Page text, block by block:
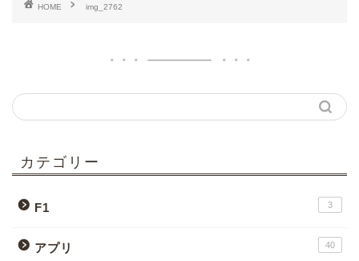
HOME img_2762
カテゴリー
F1 3
アプリ 40